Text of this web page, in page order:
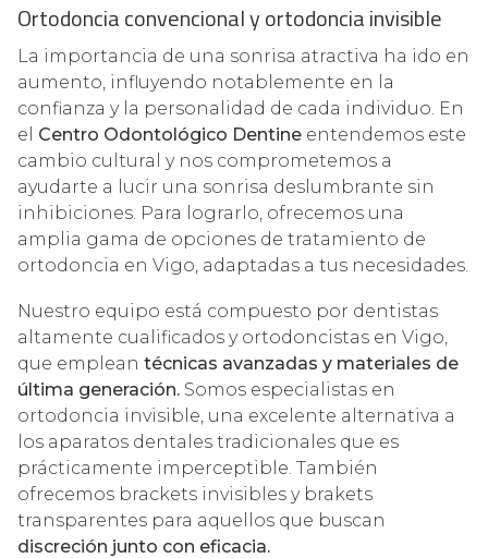
Ortodoncia convencional y ortodoncia invisible
La importancia de una sonrisa atractiva ha ido en
aumento, influyendo notablemente en la
confianza y la personalidad de cada individuo. En
el Centro Odontológico Dentine entendemos este
cambio cultural y nos comprometemos a
ayudarte a lucir una sonrisa deslumbrante sin
inhibiciones. Para lograrlo, ofrecemos una
amplia gama de opciones de tratamiento de
ortodoncia en Vigo, adaptadas a tus necesidades.
Nuestro equipo está compuesto por dentistas
altamente cualificados y ortodoncistas en Vigo,
que emplean técnicas avanzadas y materiales de
última generación. Somos especialistas en
ortodoncia invisible, una excelente alternativa a
los aparatos dentales tradicionales que es
prácticamente imperceptible. También
ofrecemos brackets invisibles y brakets
transparentes para aquellos que buscan
discreción junto con eficacia.